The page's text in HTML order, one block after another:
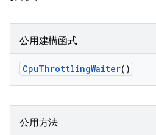
公用建構函式
CpuThrottlingWaiter()
公用方法